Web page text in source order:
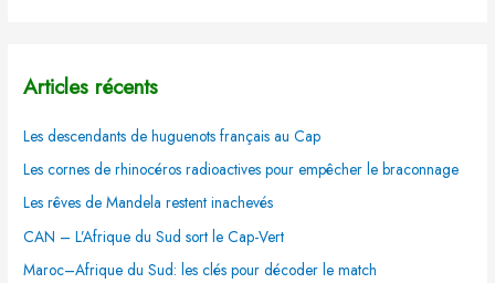
Articles récents
Les descendants de huguenots français au Cap
Les cornes de rhinocéros radioactives pour empêcher le braconnage
Les rêves de Mandela restent inachevés
CAN – L’Afrique du Sud sort le Cap-Vert
Maroc–Afrique du Sud: les clés pour décoder le match